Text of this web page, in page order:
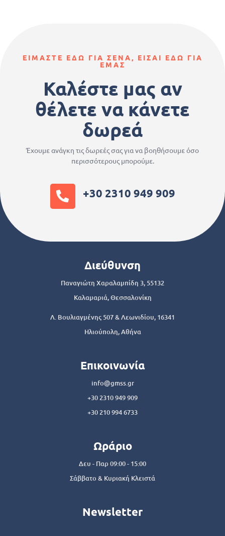
ΕΙΜΑΣΤΕ ΕΔΩ ΓΙΑ ΣΕΝΑ, ΕΙΣΑΙ ΕΔΩ ΓΙΑ
ΕΜΑΣ
Καλέστε μας αν
θέλετε να κάνετε
δωρεά
Έχουμε ανάγκη τις δωρεές σας για να βοηθήσουμε όσο
περισσότερους μπορούμε.
+30 2310 949 909
Διεύθυνση
Παναγιώτη Χαραλαμπίδη 3, 55132
Καλαμαριά, Θεσσαλονίκη
Λ. Βουλιαγμένης 507 & Λεωνιδίου, 16341
Ηλιούπολη, Αθήνα
Επικοινωνία
info@gmss.gr
+30 2310 949 909
+30 210 994 6733
Ωράριο
Δευ - Παρ 09:00 - 15:00
Σάββατο & Κυριακή Κλειστά
Newsletter